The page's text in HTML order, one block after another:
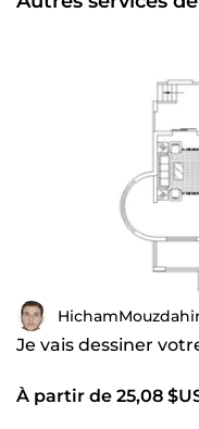
Je vais dessiner
À partir de 25,08